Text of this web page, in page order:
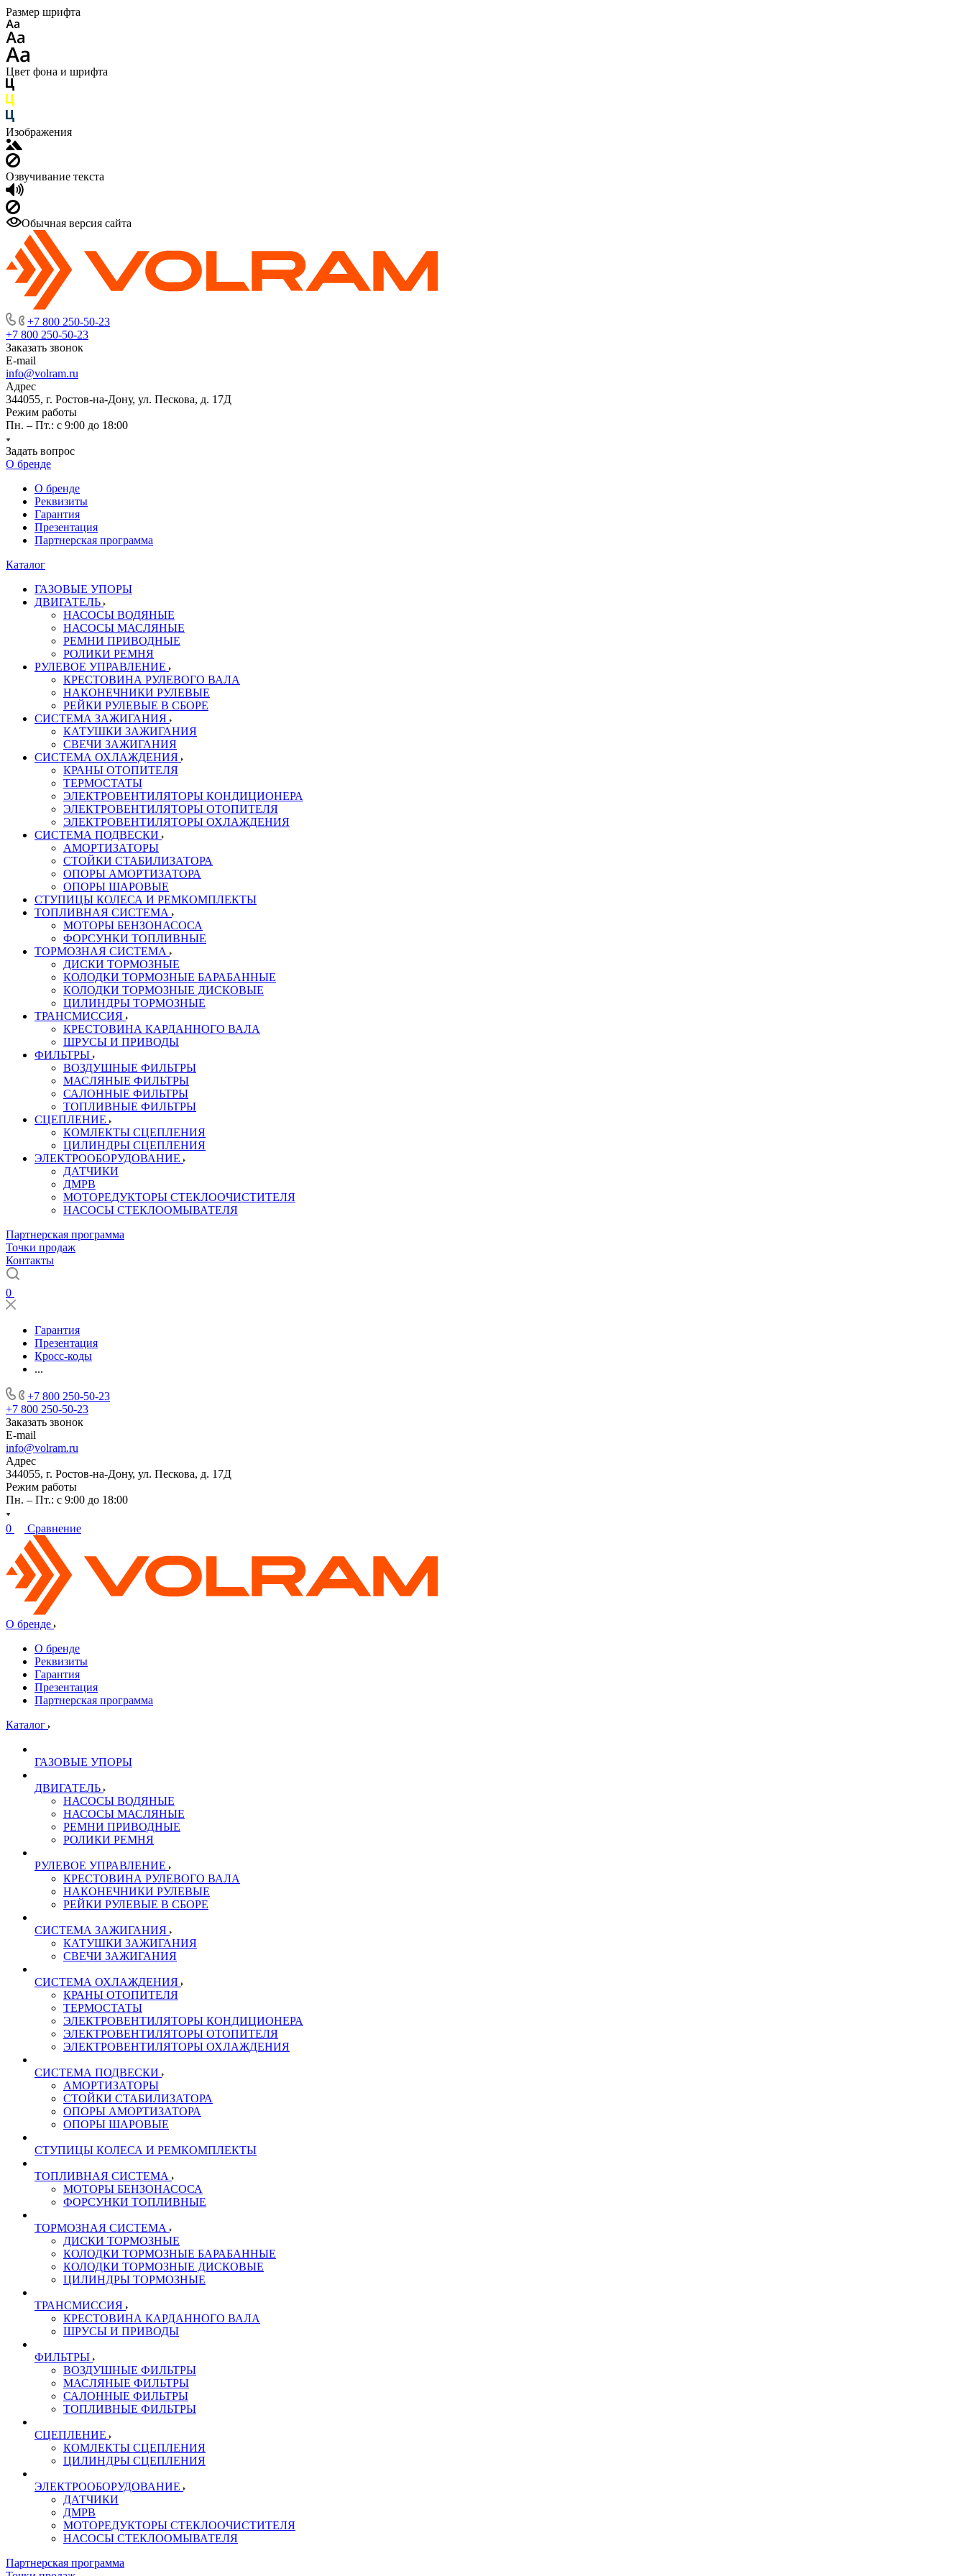
Размер шрифта
Цвет фона и шрифта
Изображения
Озвучивание текста
Обычная версия сайта
+7 800 250-50-23
+7 800 250-50-23
Заказать звонок
E-mail
info@volram.ru
Адрес
344055, г. Ростов-на-Дону, ул. Пескова, д. 17Д
Режим работы
Пн. – Пт.: с 9:00 до 18:00
Задать вопрос
О бренде
О бренде
Реквизиты
Гарантия
Презентация
Партнерская программа
Каталог
ГАЗОВЫЕ УПОРЫ
ДВИГАТЕЛЬ
НАСОСЫ ВОДЯНЫЕ
НАСОСЫ МАСЛЯНЫЕ
РЕМНИ ПРИВОДНЫЕ
РОЛИКИ РЕМНЯ
РУЛЕВОЕ УПРАВЛЕНИЕ
КРЕСТОВИНА РУЛЕВОГО ВАЛА
НАКОНЕЧНИКИ РУЛЕВЫЕ
РЕЙКИ РУЛЕВЫЕ В СБОРЕ
СИСТЕМА ЗАЖИГАНИЯ
КАТУШКИ ЗАЖИГАНИЯ
СВЕЧИ ЗАЖИГАНИЯ
СИСТЕМА ОХЛАЖДЕНИЯ
КРАНЫ ОТОПИТЕЛЯ
ТЕРМОСТАТЫ
ЭЛЕКТРОВЕНТИЛЯТОРЫ КОНДИЦИОНЕРА
ЭЛЕКТРОВЕНТИЛЯТОРЫ ОТОПИТЕЛЯ
ЭЛЕКТРОВЕНТИЛЯТОРЫ ОХЛАЖДЕНИЯ
СИСТЕМА ПОДВЕСКИ
АМОРТИЗАТОРЫ
СТОЙКИ СТАБИЛИЗАТОРА
ОПОРЫ АМОРТИЗАТОРА
ОПОРЫ ШАРОВЫЕ
СТУПИЦЫ КОЛЕСА И РЕМКОМПЛЕКТЫ
ТОПЛИВНАЯ СИСТЕМА
МОТОРЫ БЕНЗОНАСОСА
ФОРСУНКИ ТОПЛИВНЫЕ
ТОРМОЗНАЯ СИСТЕМА
ДИСКИ ТОРМОЗНЫЕ
КОЛОДКИ ТОРМОЗНЫЕ БАРАБАННЫЕ
КОЛОДКИ ТОРМОЗНЫЕ ДИСКОВЫЕ
ЦИЛИНДРЫ ТОРМОЗНЫЕ
ТРАНСМИССИЯ
КРЕСТОВИНА КАРДАННОГО ВАЛА
ШРУСЫ И ПРИВОДЫ
ФИЛЬТРЫ
ВОЗДУШНЫЕ ФИЛЬТРЫ
МАСЛЯНЫЕ ФИЛЬТРЫ
САЛОННЫЕ ФИЛЬТРЫ
ТОПЛИВНЫЕ ФИЛЬТРЫ
СЦЕПЛЕНИЕ
КОМЛЕКТЫ СЦЕПЛЕНИЯ
ЦИЛИНДРЫ СЦЕПЛЕНИЯ
ЭЛЕКТРООБОРУДОВАНИЕ
ДАТЧИКИ
ДМРВ
МОТОРЕДУКТОРЫ СТЕКЛООЧИСТИТЕЛЯ
НАСОСЫ СТЕКЛООМЫВАТЕЛЯ
Партнерская программа
Точки продаж
Контакты
0
Гарантия
Презентация
Кросс-коды
...
+7 800 250-50-23
+7 800 250-50-23
Заказать звонок
E-mail
info@volram.ru
Адрес
344055, г. Ростов-на-Дону, ул. Пескова, д. 17Д
Режим работы
Пн. – Пт.: с 9:00 до 18:00
0 Сравнение
О бренде
О бренде
Реквизиты
Гарантия
Презентация
Партнерская программа
Каталог
ГАЗОВЫЕ УПОРЫ
ДВИГАТЕЛЬ
НАСОСЫ ВОДЯНЫЕ
НАСОСЫ МАСЛЯНЫЕ
РЕМНИ ПРИВОДНЫЕ
РОЛИКИ РЕМНЯ
РУЛЕВОЕ УПРАВЛЕНИЕ
КРЕСТОВИНА РУЛЕВОГО ВАЛА
НАКОНЕЧНИКИ РУЛЕВЫЕ
РЕЙКИ РУЛЕВЫЕ В СБОРЕ
СИСТЕМА ЗАЖИГАНИЯ
КАТУШКИ ЗАЖИГАНИЯ
СВЕЧИ ЗАЖИГАНИЯ
СИСТЕМА ОХЛАЖДЕНИЯ
КРАНЫ ОТОПИТЕЛЯ
ТЕРМОСТАТЫ
ЭЛЕКТРОВЕНТИЛЯТОРЫ КОНДИЦИОНЕРА
ЭЛЕКТРОВЕНТИЛЯТОРЫ ОТОПИТЕЛЯ
ЭЛЕКТРОВЕНТИЛЯТОРЫ ОХЛАЖДЕНИЯ
СИСТЕМА ПОДВЕСКИ
АМОРТИЗАТОРЫ
СТОЙКИ СТАБИЛИЗАТОРА
ОПОРЫ АМОРТИЗАТОРА
ОПОРЫ ШАРОВЫЕ
СТУПИЦЫ КОЛЕСА И РЕМКОМПЛЕКТЫ
ТОПЛИВНАЯ СИСТЕМА
МОТОРЫ БЕНЗОНАСОСА
ФОРСУНКИ ТОПЛИВНЫЕ
ТОРМОЗНАЯ СИСТЕМА
ДИСКИ ТОРМОЗНЫЕ
КОЛОДКИ ТОРМОЗНЫЕ БАРАБАННЫЕ
КОЛОДКИ ТОРМОЗНЫЕ ДИСКОВЫЕ
ЦИЛИНДРЫ ТОРМОЗНЫЕ
ТРАНСМИССИЯ
КРЕСТОВИНА КАРДАННОГО ВАЛА
ШРУСЫ И ПРИВОДЫ
ФИЛЬТРЫ
ВОЗДУШНЫЕ ФИЛЬТРЫ
МАСЛЯНЫЕ ФИЛЬТРЫ
САЛОННЫЕ ФИЛЬТРЫ
ТОПЛИВНЫЕ ФИЛЬТРЫ
СЦЕПЛЕНИЕ
КОМЛЕКТЫ СЦЕПЛЕНИЯ
ЦИЛИНДРЫ СЦЕПЛЕНИЯ
ЭЛЕКТРООБОРУДОВАНИЕ
ДАТЧИКИ
ДМРВ
МОТОРЕДУКТОРЫ СТЕКЛООЧИСТИТЕЛЯ
НАСОСЫ СТЕКЛООМЫВАТЕЛЯ
Партнерская программа